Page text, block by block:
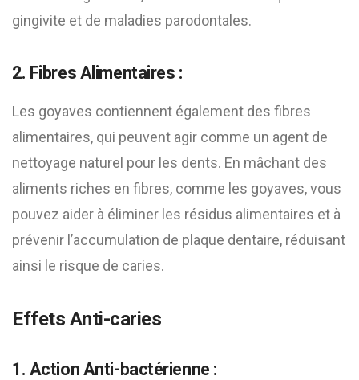
gingivite et de maladies parodontales.
2. Fibres Alimentaires :
Les goyaves contiennent également des fibres
alimentaires, qui peuvent agir comme un agent de
nettoyage naturel pour les dents. En mâchant des
aliments riches en fibres, comme les goyaves, vous
pouvez aider à éliminer les résidus alimentaires et à
prévenir l’accumulation de plaque dentaire, réduisant
ainsi le risque de caries.
Effets Anti-caries
1. Action Anti-bactérienne :